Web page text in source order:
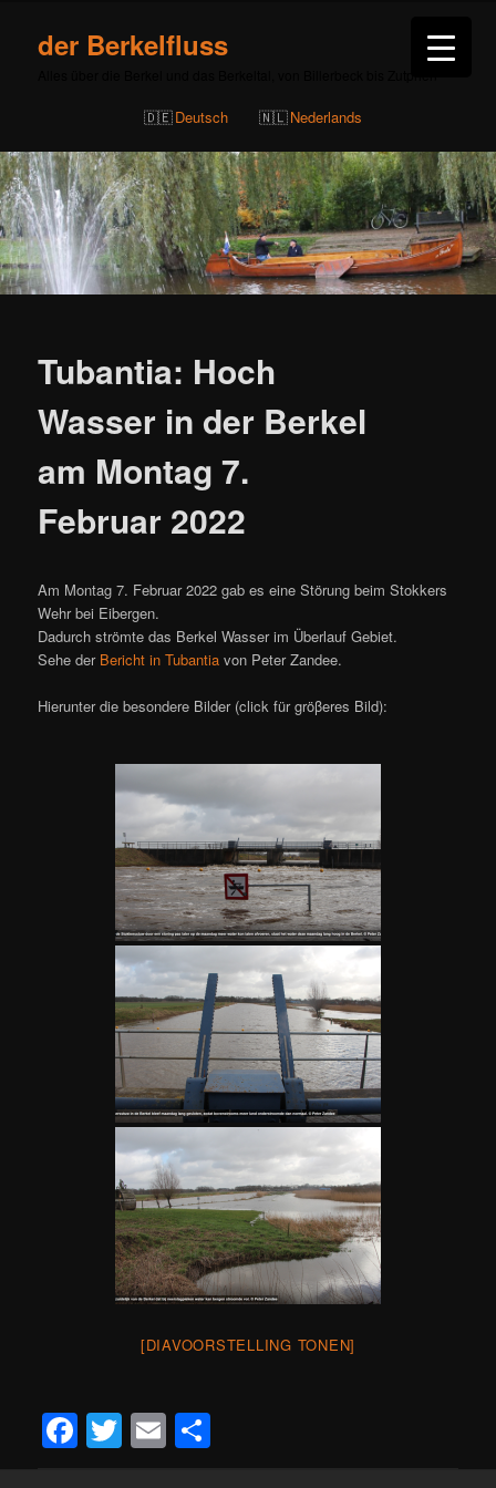
der Berkelfluss
Deutsch Nederlands
Tubantia: Hoch
Wasser in der Berkel
am Montag 7.
Februar 2022
Am Montag 7. Februar 2022 gab es eine Störung beim Stokkers
Wehr bei Eibergen.
Dadurch strömte das Berkel Wasser im Überlauf Gebiet.
Sehe der Bericht in Tubantia von Peter Zandee.
Hierunter die besondere Bilder (click für gröβeres Bild):
[DIAVOORSTELLING TONEN]
Facebook
Twitter
Email